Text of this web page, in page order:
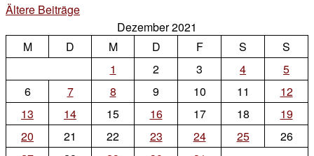
zum
Beitragsnavigation
Ältere Beiträge
Dezember 2021
M
D M D F S
S
1
2 3 4
5
6
7 8 9 10 11
12
13
14 15 16 17 18
19
20
21 22 23 24 25
26